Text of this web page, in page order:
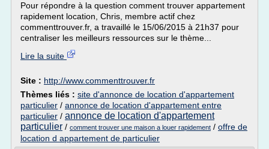
Pour répondre à la question comment trouver appartement
rapidement location, Chris, membre actif chez
commenttrouver.fr, a travaillé le 15/06/2015 à 21h37 pour
centraliser les meilleurs ressources sur le thème...
Lire la suite
Site : http://www.commenttrouver.fr
Thèmes liés : site d'annonce de location d'appartement
particulier / annonce de location d'appartement entre
particulier / annonce de location d'appartement
particulier / comment trouver une maison a louer rapidement / offre de
location d appartement de particulier